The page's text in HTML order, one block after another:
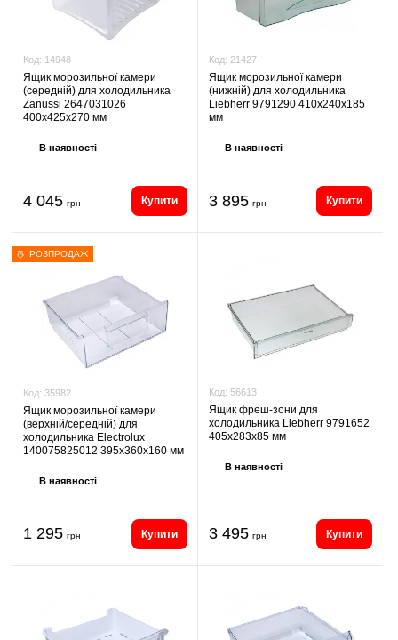
Код: 14948
Ящик морозильної камери
(середній) для холодильника
Zanussi 2647031026
400х425х270 мм
В наявності
4 045 грн Купити
Код: 21427
Ящик морозильної камери
(нижній) для холодильника
Liebherr 9791290 410х240х185
мм
В наявності
3 895 грн Купити
Код: 35982
Ящик морозильної камери
(верхній/середній) для
холодильника Electrolux
140075825012 395х360х160 мм
РОЗПРОДАЖ
В наявності
1 295 грн Купити
Код: 56613
Ящик фреш-зони для
холодильника Liebherr 9791652
405х283х85 мм
В наявності
3 495 грн Купити